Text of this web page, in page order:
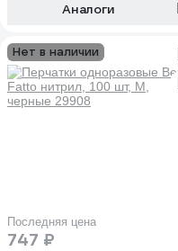
Аналоги
Нет в наличии
Последняя цена
747 ₽